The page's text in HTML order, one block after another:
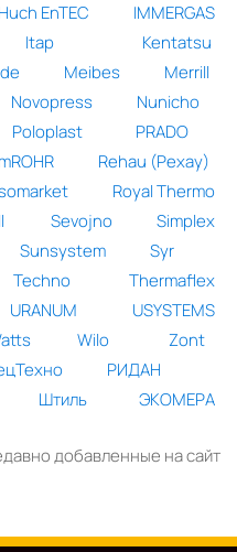
Huch EnTEC
IMMERGAS
Itap
Kentatsu
Meibes
Merrill
Novopress
Nunicho
Poloplast
PRADO
Rehau (Рехау)
Royal Thermo
Sevojno
Simplex
Sunsystem
Syr
Techno
Thermaflex
URANUM
USYSTEMS
Wilo
Zont
РИДАН
Штиль
ЭКОМЕРА
добавленные на сайт